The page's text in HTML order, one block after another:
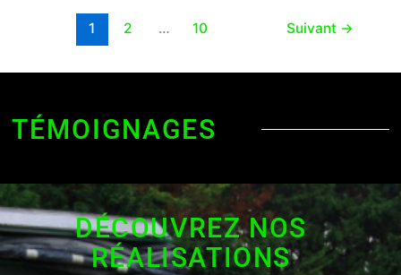
1 2 … 10 Suivant →
TÉMOIGNAGES
DÉCOUVREZ NOS
RÉALISATIONS